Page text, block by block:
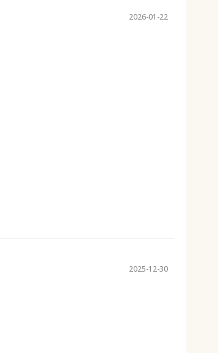
2026-01-22
2025-12-30